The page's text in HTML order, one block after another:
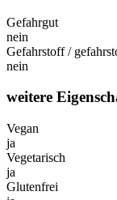
Gefahrgut
nein
Gefahrstoff /
nein
weitere
Vegan
ja
Vegetarisch
ja
Glutenfrei